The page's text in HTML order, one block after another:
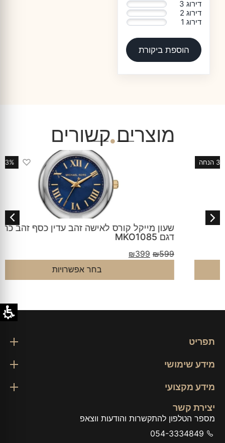
דירוג 3
דירוג 2
דירוג 1
הוספת ביקורת
מוצרים קשורים
33% הנחה ♡
שעון מייקל קורס לאישה זהב עדין כסף זהב כחול
₪399
בחר אפשרויות
תפריט
מידע שימושי
מידע מקצועי
יצירת קשר
מספר הטלפון להתקשרות והודעות ווצאפ
054-3334849